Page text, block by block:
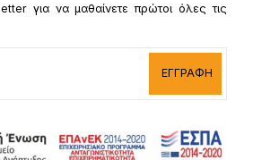
για να μαθαίνετε πρώτοι όλες τις
ΕΓΓΡΑΦΗ